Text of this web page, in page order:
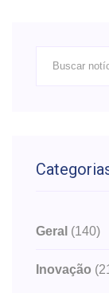
Geral (140)
Inovação